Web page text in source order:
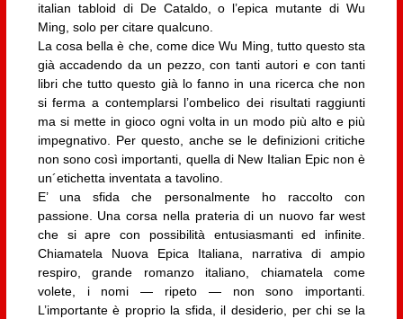
italian tabloid di De Cataldo, o l’epica mutante di Wu
Ming, solo per citare qualcuno.
La cosa bella è che, come dice Wu Ming, tutto questo sta
già accadendo da un pezzo, con tanti autori e con tanti
libri che tutto questo già lo fanno in una ricerca che non
si ferma a contemplarsi l’ombelico dei risultati raggiunti
ma si mette in gioco ogni volta in un modo più alto e più
impegnativo. Per questo, anche se le definizioni critiche
non sono così importanti, quella di New Italian Epic non è
un´etichetta inventata a tavolino.
E’ una sfida che personalmente ho raccolto con
passione. Una corsa nella prateria di un nuovo far west
che si apre con possibilità entusiasmanti ed infinite.
Chiamatela Nuova Epica Italiana, narrativa di ampio
respiro, grande romanzo italiano, chiamatela come
volete, i nomi — ripeto — non sono importanti.
L’importante è proprio la sfida, il desiderio, per chi se la